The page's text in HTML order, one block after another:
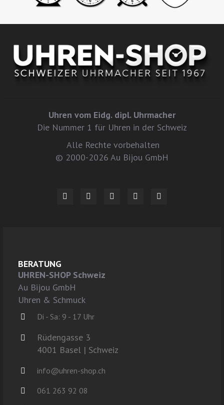
Uhren vom Eidg. dipl. Uhrmacher
Die Nummer 1 für Uhren in der Schweiz
Alle Rechte vorbehalten
© 2000-2026 Au Bijou GmbH
BERATUNG
UHREN-SHOP Schweiz
Au Bijou GmbH
Uhren & Schmuck
Di - Sa: 9 - 17 Uhr
Rüdengasse 3
4001 Basel | Schweiz
info@uhren-shop.ch
061 263 92 08